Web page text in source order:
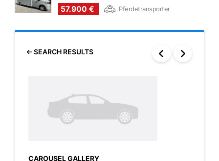
57.900 € Pferdetransporter
SEARCH RESULTS
CAROUSEL GALLERY